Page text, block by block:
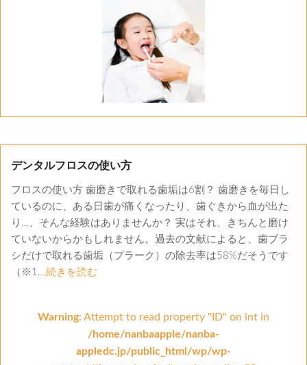
デンタルフロスの使い方
フロスの使い方 歯磨きで取れる歯垢は6割？ 歯磨きを毎日し
ているのに、ある日歯が痛くなったり、歯ぐきから血が出た
り…、そんな経験はありませんか？ 実はそれ、きちんと磨け
ていないからかもしれません。過去の文献によると、歯ブラ
シだけで取れる歯垢（プラーク）の除去率は58%だそうです
（※1...続きを読む
Warning: Attempt to read property "ID" on int in
/home/nanbaapple/nanba-
appledc.jp/public_html/wp/wp-